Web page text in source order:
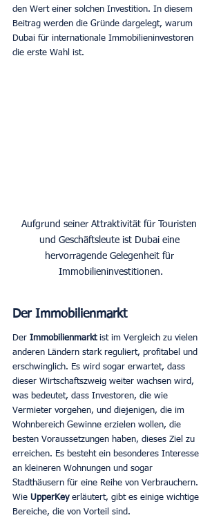
den Wert einer solchen Investition. In diesem
Beitrag werden die Gründe dargelegt, warum
Dubai für internationale Immobilieninvestoren
die erste Wahl ist.
Aufgrund seiner Attraktivität für Touristen
und Geschäftsleute ist Dubai eine
hervorragende Gelegenheit für
Immobilieninvestitionen.
Der Immobilienmarkt
Der Immobilienmarkt ist im Vergleich zu vielen
anderen Ländern stark reguliert, profitabel und
erschwinglich. Es wird sogar erwartet, dass
dieser Wirtschaftszweig weiter wachsen wird,
was bedeutet, dass Investoren, die wie
Vermieter vorgehen, und diejenigen, die im
Wohnbereich Gewinne erzielen wollen, die
besten Voraussetzungen haben, dieses Ziel zu
erreichen. Es besteht ein besonderes Interesse
an kleineren Wohnungen und sogar
Stadthäusern für eine Reihe von Verbrauchern.
Wie UpperKey erläutert, gibt es einige wichtige
Bereiche, die von Vorteil sind.